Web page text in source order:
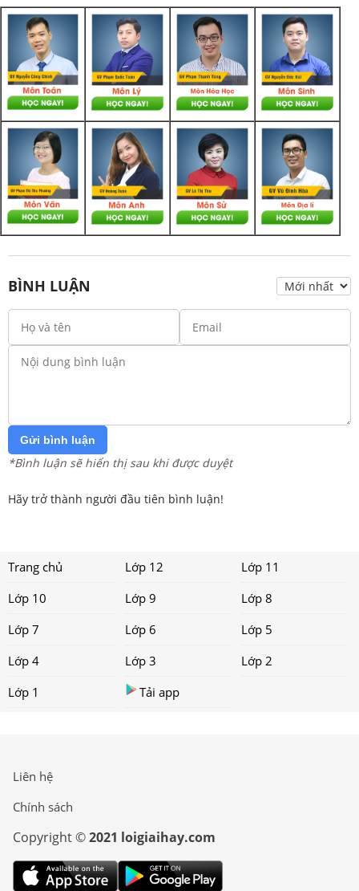
BÌNH LUẬN
Gửi bình luận
*Bình luận sẽ hiển thị sau khi được duyệt
Hãy trở thành người đầu tiên bình luận!
Trang chủ Lớp 12
Lớp 11
Lớp 10
Lớp 9
Lớp 8
Lớp 7
Lớp 6
Lớp 5
Lớp 4
Lớp 3
Lớp 2
Lớp 1
Tải app
Liên hệ
Chính sách
Copyright ©2021 loigiaihay.com